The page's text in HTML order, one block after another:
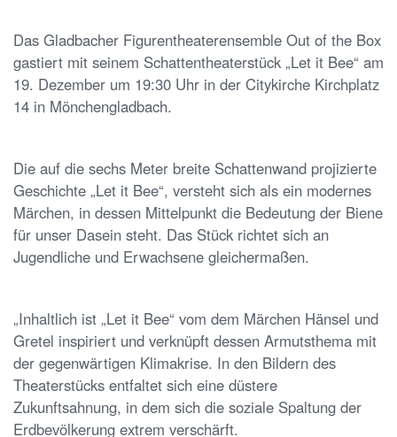
Das Gladbacher Figurentheaterensemble Out of the Box
gastiert mit seinem Schattentheaterstück „Let it Bee“ am
19. Dezember um 19:30 Uhr in der Citykirche Kirchplatz
14 in Mönchengladbach.
Die auf die sechs Meter breite Schattenwand projizierte
Geschichte „Let it Bee“, versteht sich als ein modernes
Märchen, in dessen Mittelpunkt die Bedeutung der Biene
für unser Dasein steht. Das Stück richtet sich an
Jugendliche und Erwachsene gleichermaßen.
„Inhaltlich ist „Let it Bee“ vom dem Märchen Hänsel und
Gretel inspiriert und verknüpft dessen Armutsthema mit
der gegenwärtigen Klimakrise. In den Bildern des
Theaterstücks entfaltet sich eine düstere
Zukunftsahnung, in dem sich die soziale Spaltung der
Erdbevölkerung extrem verschärft.